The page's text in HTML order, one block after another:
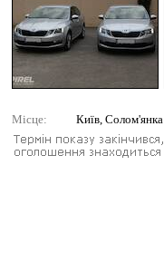
Місце: Київ, Солом'янка